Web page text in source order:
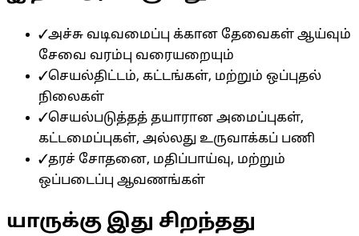
✓அச்சு வடிவமைப்பு க்கான தேவைகள் ஆய்வும்
சேவை வரம்பு வரையறையும்
✓செயல்திட்டம், கட்டங்கள், மற்றும் ஒப்புதல்
நிலைகள்
✓செயல்படுத்தத் தயாரான அமைப்புகள்,
கட்டமைப்புகள், அல்லது உருவாக்கப் பணி
✓தரச் சோதனை, மதிப்பாய்வு, மற்றும்
ஒப்படைப்பு ஆவணங்கள்
யாருக்கு இது சிறந்தது